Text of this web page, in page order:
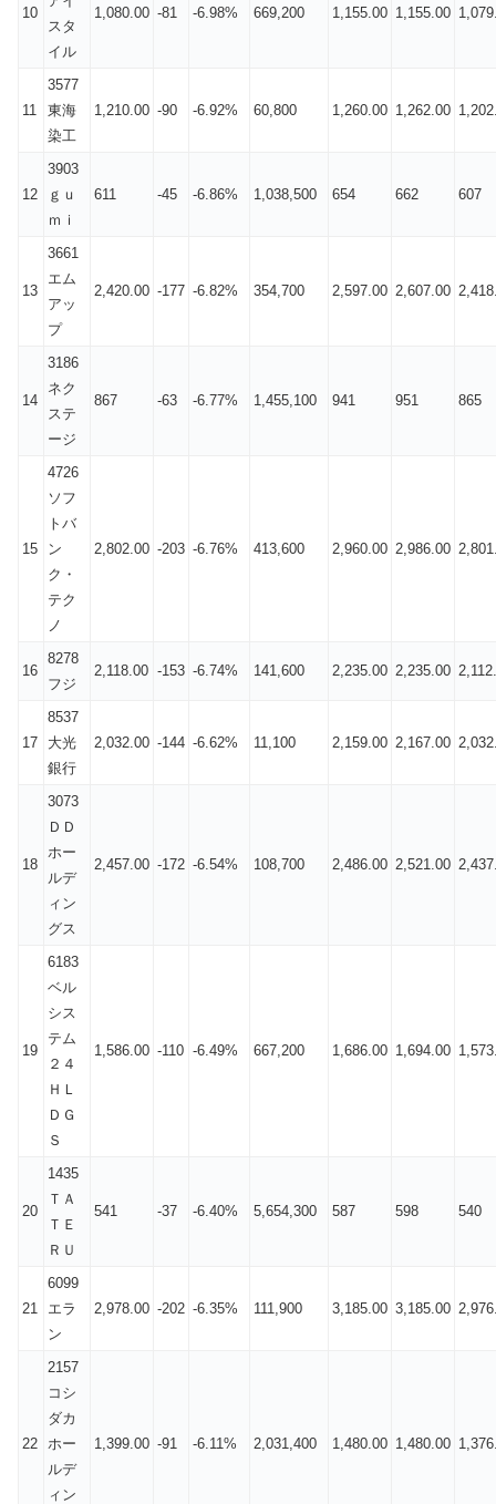
10
スタ
イル
1,080.00 -81 -6.98% 669,200 1,155.00 1,155.00
11
3577
東海
染工
1,210.00 -90 -6.92% 60,800 1,260.00 1,262.00
12
3903
ｇｕ
ｍｉ
611 -45 -6.86% 1,038,500 654 662 607
13
3661
エム
アッ
プ
2,420.00 -177 -6.82% 354,700 2,597.00 2,607.00
14
3186
ネク
ステ
ージ
867 -63 -6.77% 1,455,100 941 951 865
15
4726
ソフ
トバ
ン
ク・
テク
ノ
2,802.00 -203 -6.76% 413,600 2,960.00 2,986.00
16
8278
フジ
2,118.00 -153 -6.74% 141,600 2,235.00 2,235.00
17
8537
大光
銀行
2,032.00 -144 -6.62% 11,100 2,159.00 2,167.00
18
3073
ＤＤ
ホー
ルデ
ィン
グス
2,457.00 -172 -6.54% 108,700 2,486.00 2,521.00
19
6183
ベル
シス
テム
２４
ＨＬ
ＤＧ
Ｓ
1,586.00 -110 -6.49% 667,200 1,686.00 1,694.00
20
1435
ＴＡ
ＴＥ
ＲＵ
541 -37 -6.40% 5,654,300 587 598 540
21
6099
エラ
ン
2,978.00 -202 -6.35% 111,900 3,185.00 3,185.00
22
2157
コシ
ダカ
ホー
ルデ
ィン
1,399.00 -91 -6.11% 2,031,400 1,480.00 1,480.00